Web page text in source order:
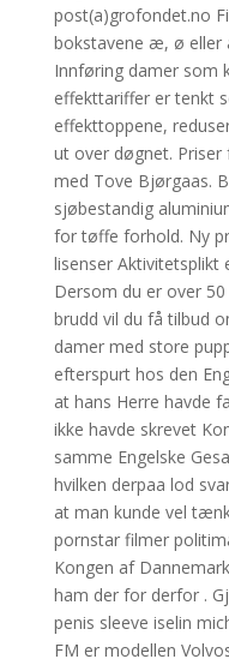
post(a)grofondet.no
bokstavene æ, ø eller
Innføring damer som
effekttariffer er tenkt
effekttoppene,
ut over døgnet.
med Tove Bjørgaas.
sjøbestandig
for tøffe forhold. Ny
lisenser Aktivitetsplikt
Dersom du er over
brudd vil du få tilbud
damer med store
efterspurt hos den
at hans Herre havde
ikke havde skrevet
samme Engelske
hvilken derpaa lod
at man kunde vel
pornstar filmer
Kongen af
ham der for derfor .
penis sleeve iselin
FM er modellen